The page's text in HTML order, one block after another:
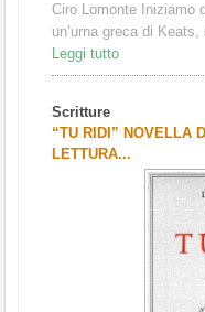
Ciro Lomonte Iniziamo
un’urna greca di Keats,
Leggi tutto
Scritture
“TU RIDI” NOVELLA
LETTURA...